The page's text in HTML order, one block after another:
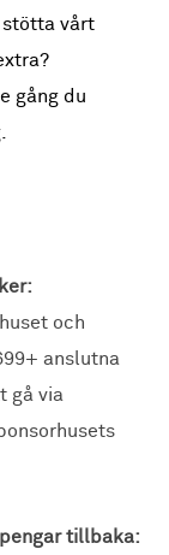
stötta vårt
gång du
och
anslutna
gå via
tillbaka: